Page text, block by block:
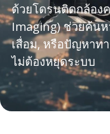
ด้วยโดรนติดกล้อง
Imaging) ช่วยค้น
เสื่อม, หรือปัญหาท
ไม่ต้องหยุดระบบ